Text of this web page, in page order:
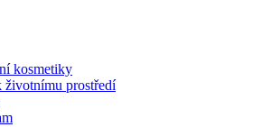
kosmetiky
životnímu prostředí